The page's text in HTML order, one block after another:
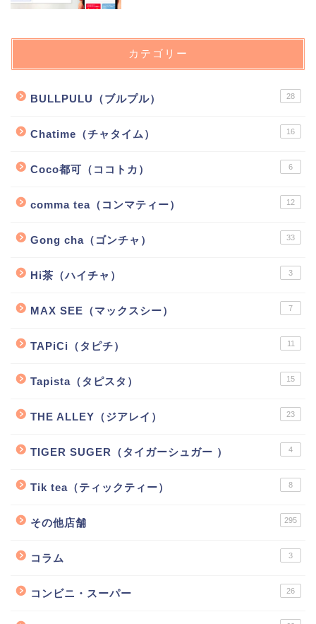
カテゴリー
BULLPULU（ブルプル） 28
Chatime（チャタイム） 16
Coco都可（ココトカ） 6
comma tea（コンマティー） 12
Gong cha（ゴンチャ） 33
Hi茶（ハイチャ） 3
MAX SEE（マックスシー） 7
TAPiCi（タピチ） 11
Tapista（タピスタ） 15
THE ALLEY（ジアレイ） 23
TIGER SUGER（タイガーシュガー ） 4
Tik tea（ティックティー） 8
その他店舗 295
コラム 3
コンビニ・スーパー 26